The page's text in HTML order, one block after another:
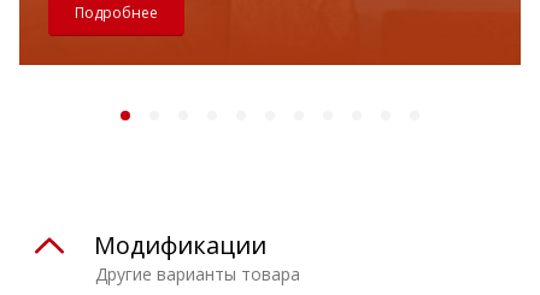
Подробнее
Другие варианты товара
Модификации